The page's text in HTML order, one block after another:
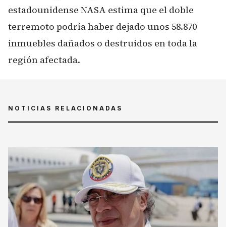
estadounidense NASA estima que el doble
terremoto podría haber dejado unos 58.870
inmuebles dañados o destruidos en toda la
región afectada.
NOTICIAS RELACIONADAS